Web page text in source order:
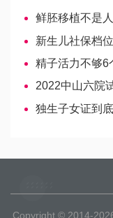
鲜胚移植不是人人都适合，条件满足才
新生儿社保档位选项多，看这里告诉你差
精子活力不够6个方法可以调理，改善
2022中山六院试管婴儿医生大全，助孕成功率高
独生子女证到底是什么样子的？什么颜色？
Copyright © 2014-